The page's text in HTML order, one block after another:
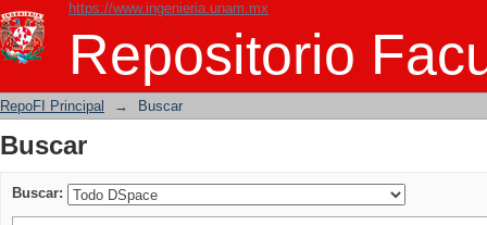
https://www.ingenieria.unam.mx
Repositorio
Buscar
RepoFI Principal → Buscar
Buscar
Buscar: